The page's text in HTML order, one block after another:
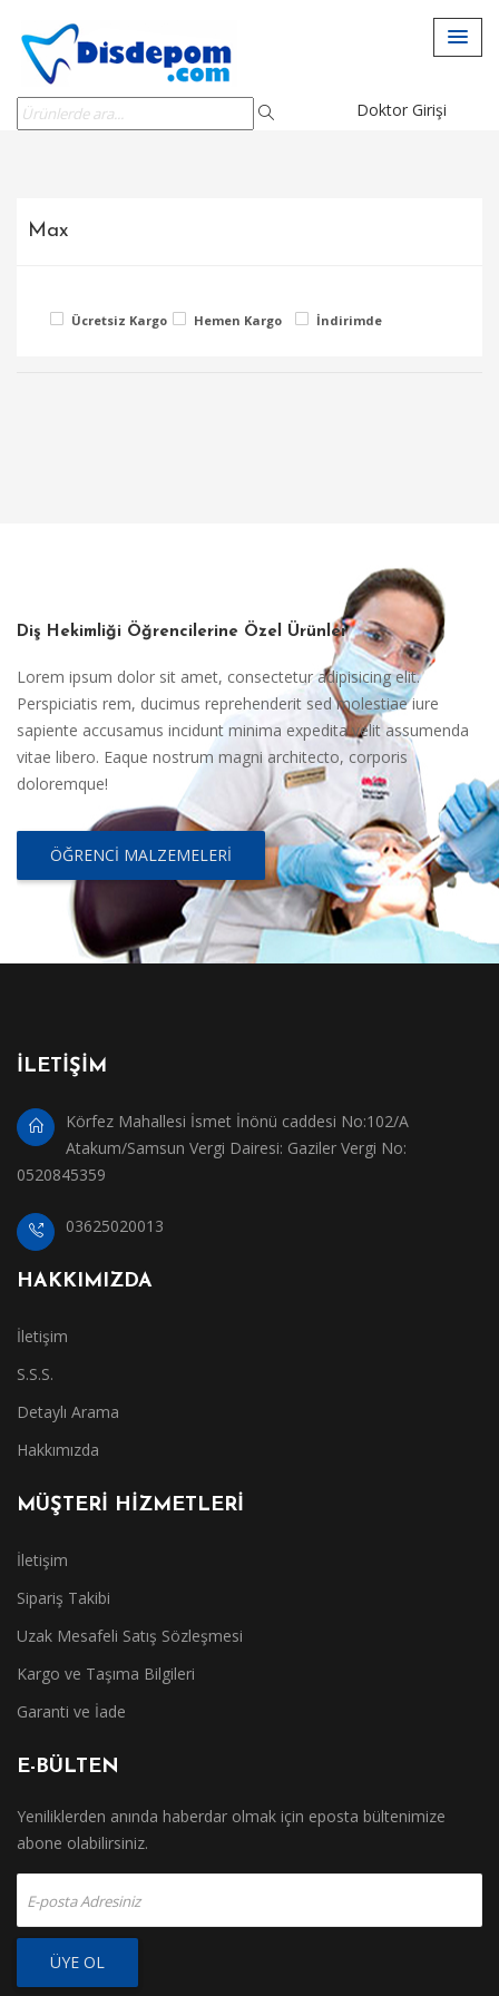
Doktor Girişi
Max
Ücretsiz Kargo Hemen Kargo İndirimde
Diş Hekimliği Öğrencilerine Özel Ürünler
Lorem ipsum dolor sit amet, consectetur adipisicing elit.
Perspiciatis rem, ducimus reprehenderit sed molestiae iure
sapiente accusamus incidunt minima expedita velit assumenda
vitae libero. Eaque nostrum magni architecto, corporis
doloremque!
ÖĞRENCI MALZEMELERI
İLETİŞİM
Körfez Mahallesi İsmet İnönü caddesi No:102/A
Atakum/Samsun Vergi Dairesi: Gaziler Vergi No:
0520845359
03625020013
HAKKIMIZDA
İletişim
S.S.S.
Detaylı Arama
Hakkımızda
MÜŞTERİ HİZMETLERİ
İletişim
Sipariş Takibi
Uzak Mesafeli Satış Sözleşmesi
Kargo ve Taşıma Bilgileri
Garanti ve İade
E-BÜLTEN
Yeniliklerden anında haberdar olmak için eposta bültenimize
abone olabilirsiniz.
ÜYE OL